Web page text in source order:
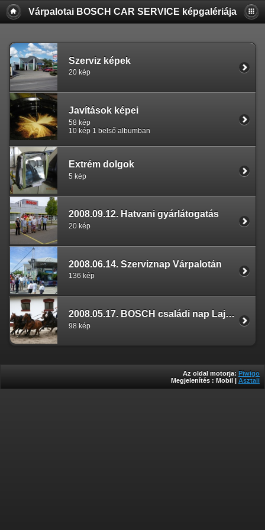
Várpalotai BOSCH CAR SERVICE képgalériája
Szerviz képek
20 kép
Javítások képei
58 kép
10 kép 1 belső albumban
Extrém dolgok
5 kép
2008.09.12. Hatvani gyárlátogatás
20 kép
2008.06.14. Szerviznap Várpalotán
136 kép
2008.05.17. BOSCH családi nap Lajosmizse
98 kép
Az oldal motorja: Piwigo
Megjelenítés : Mobil | Asztali